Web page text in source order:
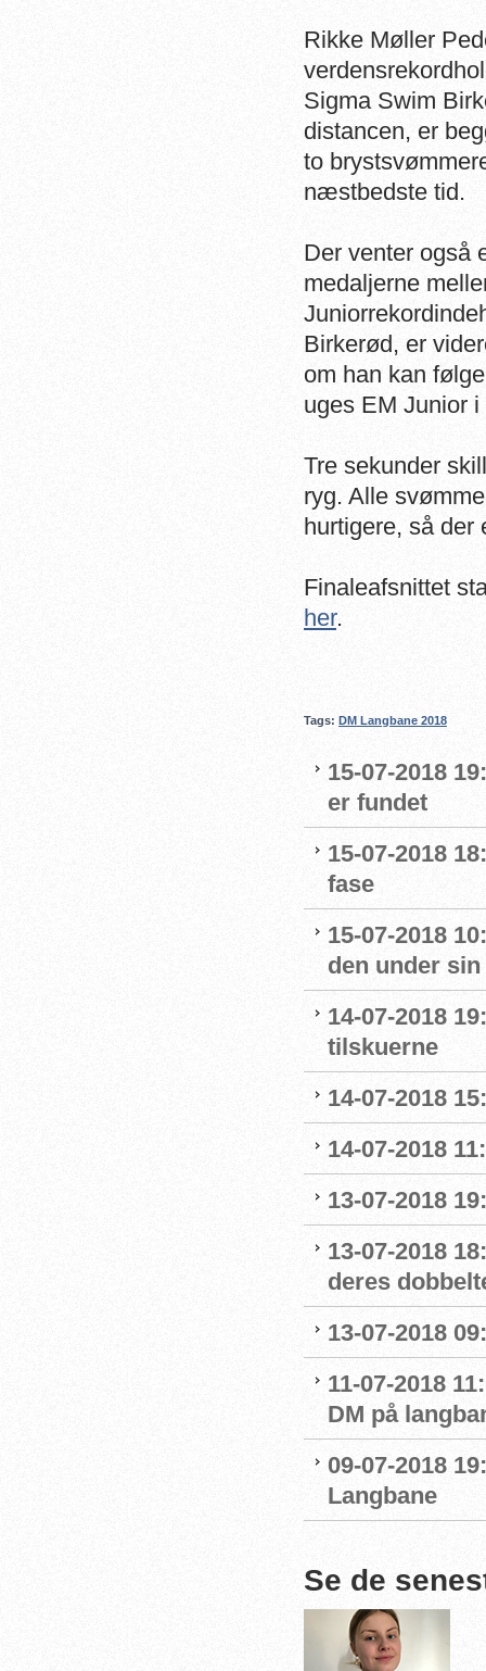
Rikke Møller
Sigma Swim
distancen, er
to
næstbedste tid.
Der venter også
medaljerne
Birkerød, er
om han kan
uges EM Junior
Tre sekunder
ryg. Alle
hurtigere, så
Finaleafsnittet
her.
Tags: DM Langbane 2018
15-07-2018
er fundet
15-07-2018
fase
15-07-2018
den under
14-07-2018
tilskuerne
14-07-2018
14-07-2018
13-07-2018
13-07-2018
deres
13-07-2018
11-07-2018
DM på
09-07-2018
Langbane
Se de